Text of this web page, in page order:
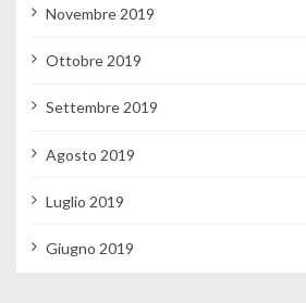
Novembre 2019
Ottobre 2019
Settembre 2019
Agosto 2019
Luglio 2019
Giugno 2019